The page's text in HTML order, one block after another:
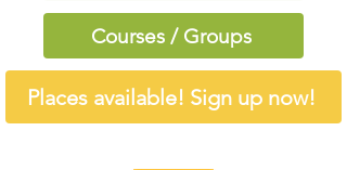
Courses / Groups
Places available! Sign up now!